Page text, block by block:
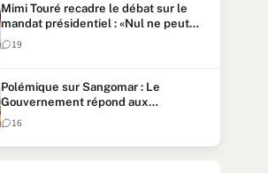
Mimi Touré recadre le débat sur le
mandat présidentiel : «Nul ne peut
faire plus de deux mandats
consécutifs de 5 ans»
19
Polémique sur Sangomar : Le
Gouvernement répond aux
accusations et clarifie le partage des
milliards
16